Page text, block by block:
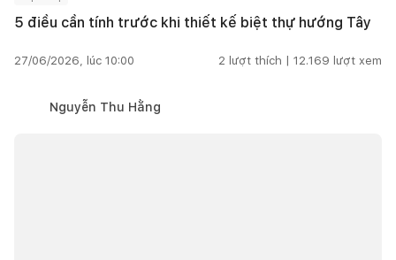
5 điều cần tính trước khi thiết kế biệt thự hướng Tây
27/06/2026, lúc 10:00 2 lượt thích | 12.169 lượt xem
Nguyễn Thu Hằng